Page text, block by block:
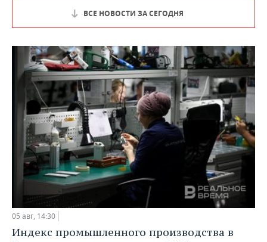
ВСЕ НОВОСТИ ЗА СЕГОДНЯ
05 авг, 14:30
Индекс промышленного производства в